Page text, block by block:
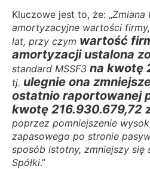
Kluczowe jest to, że: „Zmiana
amortyzacyjne wartości
lat, przy czym wartość
amortyzacji ustalona
standard MSSF3 na kwotę
tj. ulegnie ona
ostatnio raportowanej
kwotę 216.930.679,72
poprzez pomniejszenie
zapasowego po stronie
sposób istotny, zmniejszy się
Spółki.”